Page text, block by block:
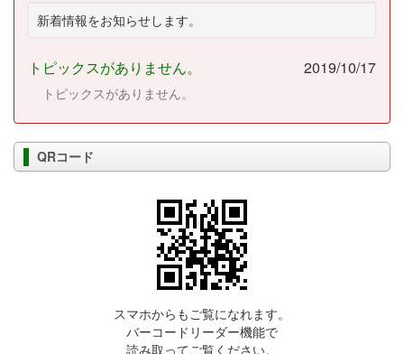
新着情報をお知らせします。
トピックスがありません。 2019/10/17
トピックスがありません。
QRコード
スマホからもご覧になれます。
バーコードリーダー機能で
読み取ってご覧ください。